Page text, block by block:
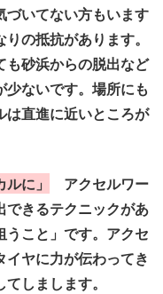
いてない方もいます
の抵抗があります。
も砂浜からの脱出など
ないです。場所にも
は直進に近いところが
に」
アクセルワー
できるテクニックがあ
うこと」です。アクセ
ヤに力が伝わってき
しまします。